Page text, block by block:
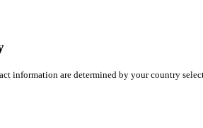
information are determined by your country